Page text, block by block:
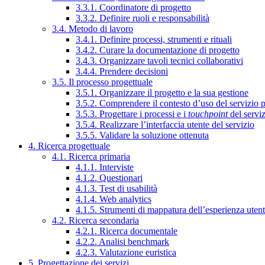
3.3.1. Coordinatore di progetto
3.3.2. Definire ruoli e responsabilità
3.4. Metodo di lavoro
3.4.1. Definire processi, strumenti e rituali
3.4.2. Curare la documentazione di progetto
3.4.3. Organizzare tavoli tecnici collaborativi
3.4.4. Prendere decisioni
3.5. Il processo progettuale
3.5.1. Organizzare il progetto e la sua gestione
3.5.2. Comprendere il contesto d’uso del servizio
3.5.3. Progettare i processi e i touchpointdel
3.5.4. Realizzare l’interfaccia utente del servizio
3.5.5. Validare la soluzione ottenuta
4. Ricerca progettuale
4.1. Ricerca primaria
4.1.1. Interviste
4.1.2. Questionari
4.1.3. Test di usabilità
4.1.4. Web analytics
4.1.5. Strumenti di mappatura dell’esperienza
4.2. Ricerca secondaria
4.2.1. Ricerca documentale
4.2.2. Analisi benchmark
4.2.3. Valutazione euristica
5. Progettazione dei servizi